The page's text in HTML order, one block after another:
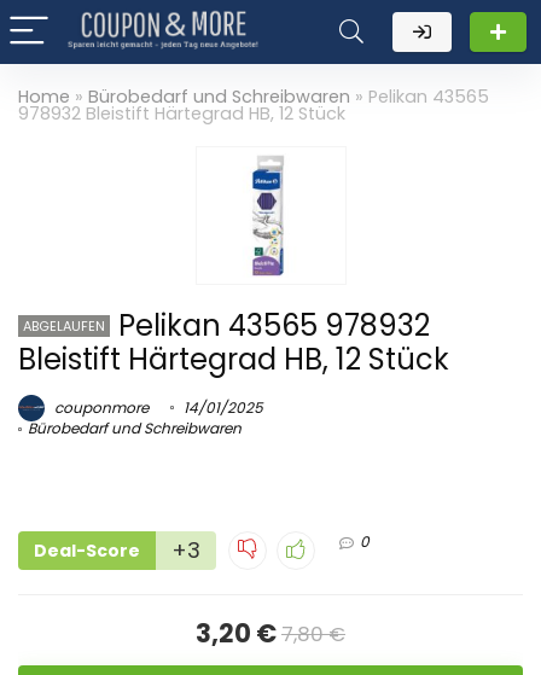
Home » Bürobedarf und Schreibwaren » Pelikan 43565
978932 Bleistift Härtegrad HB, 12 Stück
ABGELAUFEN
Pelikan 43565 978932
Bleistift Härtegrad HB, 12 Stück
couponmore
14/01/2025
Bürobedarf und Schreibwaren
Deal-Score +3 0
3,20 €7,80 €